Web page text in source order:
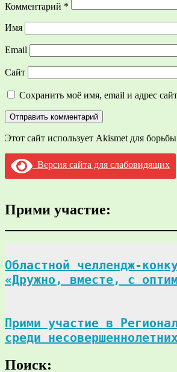
Комментарий *
Имя
Email
Сайт
Сохранить моё имя, email и адрес
Этот сайт использует Akismet для
Версия сайта для слабовидящих
Прими участие:
Областной челлендж-
«Дружно, вместе, с
Прими участие в
среди
Поиск: